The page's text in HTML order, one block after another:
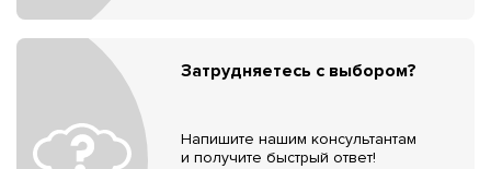
Затрудняетесь с выбором?
Напишите нашим консультантам
и получите быстрый ответ!